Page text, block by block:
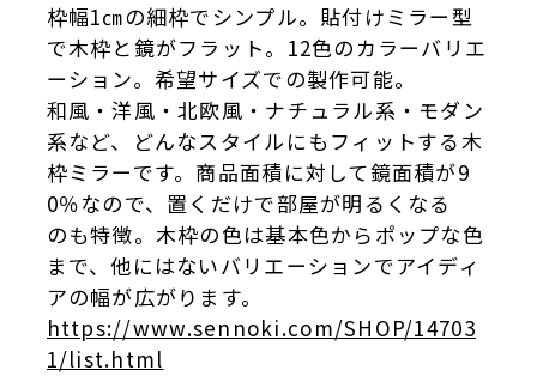
枠幅1㎝の細枠でシンプル。貼付けミラー型
で木枠と鏡がフラット。12色のカラーバリエ
ーション。希望サイズでの製作可能。
和風・洋風・北欧風・ナチュラル系・モダン
系など、どんなスタイルにもフィットする木
枠ミラーです。商品面積に対して鏡面積が9
0％なので、置くだけで部屋が明るくなる
のも特徴。木枠の色は基本色からポップな色
まで、他にはないバリエーションでアイディ
アの幅が広がります。
https://www.sennoki.com/SHOP/14703
1/list.html